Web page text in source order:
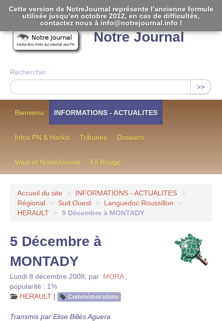
Notre Journal
Rechercher :
>>
Bienvenu INFORMATIONS - ACTUALITES
Infos PN & Harkis Tribunes Dossiers
Vous et NotreJournal Fil Rouge
Accueil du site > INFORMATIONS - ACTUALITES
>
Régional
> Sud Ouest > Languedoc Roussillon
>
HERAULT
> 5 Décembre à MONTADY
5 Décembre à
MONTADY
Lundi 8 décembre 2008 par MORA
popularité : 1%
HERAULT | Commémorations
Transmis par Elise Billès Aguera
Cette version de NotreJournal représente l’ancienne formule
utilisée jusqu’en octobre 2012, en cas de difficultés,
contactez nous à info@notrejournal.info !